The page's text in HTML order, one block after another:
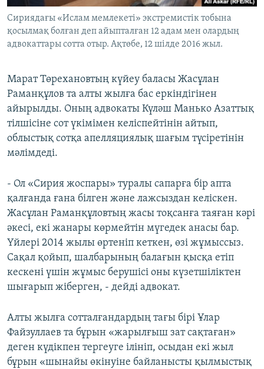
Сириядағы «Ислам мемлекеті» экстремистік тобына
қосылмақ болған деп айыпталған 12 адам мен олардың
адвокаттары сотта отыр. Ақтөбе, 12 шілде 2016 жыл.
Марат Төрехановтың күйеу баласы Жасұлан
Раманқұлов та алты жылға бас еркіндігінен
айырылды. Оның адвокаты Күләш Манько Азаттық
тілшісіне сот үкімімен келіспейтінін айтып,
облыстық сотқа апелляциялық шағым түсіретінін
мәлімдеді.
- Ол «Сирия жоспары» туралы сапарға бір апта
қалғанда ғана білген және лажсыздан келіскен.
Жасұлан Раманқұловтың жасы тоқсанға таяған кәрі
әкесі, екі жанары көрмейтін мүгедек анасы бар.
Үйлері 2014 жылы өртеніп кеткен, өзі жұмыссыз.
Сақал қойып, шалбарының балағын қысқа етіп
кескені үшін жұмыс берушісі оны күзетшіліктен
шығарып жіберген, - дейді адвокат.
Алты жылға сотталғандардың тағы бірі Ұлар
Файзуллаев та бұрын «жарылғыш зат сақтаған»
деген күдікпен тергеуге ілініп, осыдан екі жыл
бұрын «шынайы өкiнуiне байланысты қылмыстық